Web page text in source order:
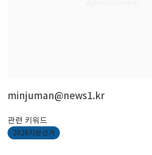
minjuman@news1.kr
관련 키워드
2026지방선거